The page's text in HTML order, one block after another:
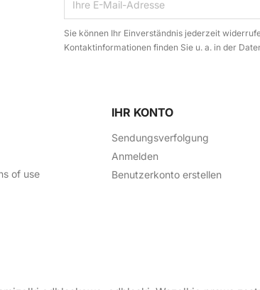
Sie können Ihr Einverständnis jederzeit
Kontaktinformationen finden Sie u. a. in der
of use
IHR KONTO
Sendungsverfolgung
Anmelden
Benutzerkonto erstellen